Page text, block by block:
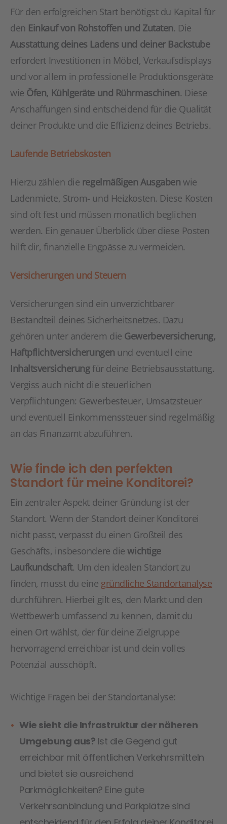
Für den erfolgreichen Start benötigst du Kapital für
den Einkauf von Rohstoffen und Zutaten. Die
Ausstattung deines Ladens und deiner Backstube
erfordert Investitionen in Möbel, Verkaufsdisplays
und vor allem in professionelle Produktionsgeräte
wie Öfen, Kühlgeräte und Rührmaschinen. Diese
Anschaffungen sind entscheidend für die Qualität
deiner Produkte und die Effizienz deines Betriebs.
Laufende Betriebskosten
Hierzu zählen die regelmäßigen Ausgaben wie
Ladenmiete, Strom- und Heizkosten. Diese Kosten
sind oft fest und müssen monatlich beglichen
werden. Ein genauer Überblick über diese Posten
hilft dir, finanzielle Engpässe zu vermeiden.
Versicherungen und Steuern
Versicherungen sind ein unverzichtbarer
Bestandteil deines Sicherheitsnetzes. Dazu
gehören unter anderem die Gewerbeversicherung,
Haftpflichtversicherungen und eventuell eine
Inhaltsversicherungfür deine Betriebsausstattung.
Vergiss auch nicht die steuerlichen
Verpflichtungen: Gewerbesteuer, Umsatzsteuer
und eventuell Einkommenssteuer sind regelmäßig
an das Finanzamt abzuführen.
Wie finde ich den perfekten
Standort für meine Konditorei?
Ein zentraler Aspekt deiner Gründung ist der
Standort. Wenn der Standort deiner Konditorei
nicht passt, verpasst du einen Großteil des
Geschäfts, insbesondere diewichtige
Laufkundschaft. Um den idealen Standort zu
finden, musst du eine gründliche Standortanalyse
durchführen. Hierbei gilt es, den Markt und den
Wettbewerb umfassend zu kennen, damit du
einen Ort wählst, der für deine Zielgruppe
hervorragend erreichbar ist und dein volles
Potenzial ausschöpft.
Wichtige Fragen bei der Standortanalyse:
Wie sieht die Infrastruktur der näheren
Umgebung aus? Ist die Gegend gut
erreichbar mit öffentlichen Verkehrsmitteln
und bietet sie ausreichend
Parkmöglichkeiten? Eine gute
Verkehrsanbindung und Parkplätze sind